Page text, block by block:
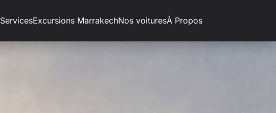
ServicesExcursions MarrakechNos voituresÀ Propos